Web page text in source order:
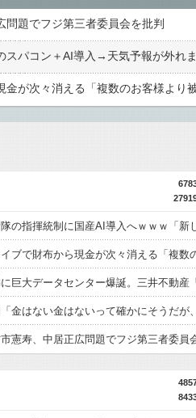
題でフジ第三者委員会を批判
スパコン＋AI導入→天気予報が外れ
金が次々消える「複数のお客様より